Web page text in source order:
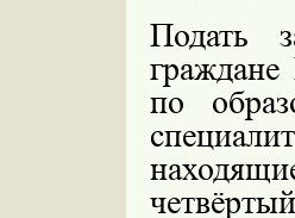
Подать
по